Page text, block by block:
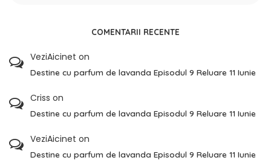
COMENTARII RECENTE
VeziAicinet on
Destine cu parfum de lavanda Episodul 9 Reluare 11 Iunie
Criss on
Destine cu parfum de lavanda Episodul 9 Reluare 11 Iunie
VeziAicinet on
Destine cu parfum de lavanda Episodul 9 Reluare 11 Iunie